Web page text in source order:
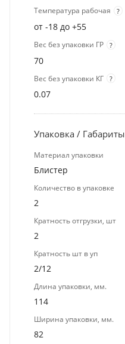
Температура рабочая ?
от -18 до +55
Вес без упаковки ГР ?
70
Вес без упаковки КГ ?
0.07
Упаковка / Габариты
Материал упаковки
Блистер
Количество в упаковке
2
Кратность отгрузки, шт
2
Кратность шт в уп
2/12
Длина упаковки, мм.
114
Ширина упаковки, мм.
82